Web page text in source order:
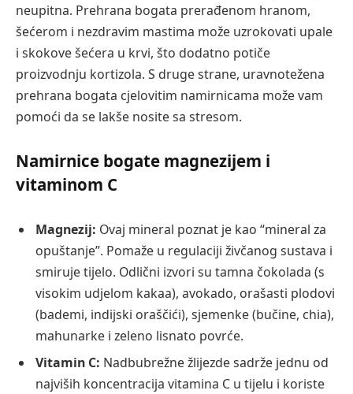
neupitna. Prehrana bogata prerađenom hranom,
šećerom i nezdravim mastima može uzrokovati upale
i skokove šećera u krvi, što dodatno potiče
proizvodnju kortizola. S druge strane, uravnotežena
prehrana bogata cjelovitim namirnicama može vam
pomoći da se lakše nosite sa stresom.
Namirnice bogate magnezijem i
vitaminom C
Magnezij: Ovaj mineral poznat je kao “mineral za
opuštanje”. Pomaže u regulaciji živčanog sustava i
smiruje tijelo. Odlični izvori su tamna čokolada (s
visokim udjelom kakaa), avokado, orašasti plodovi
(bademi, indijski oraščići), sjemenke (bučine, chia),
mahunarke i zeleno lisnato povrće.
Vitamin C: Nadbubrežne žlijezde sadrže jednu od
najviših koncentracija vitamina C u tijelu i koriste